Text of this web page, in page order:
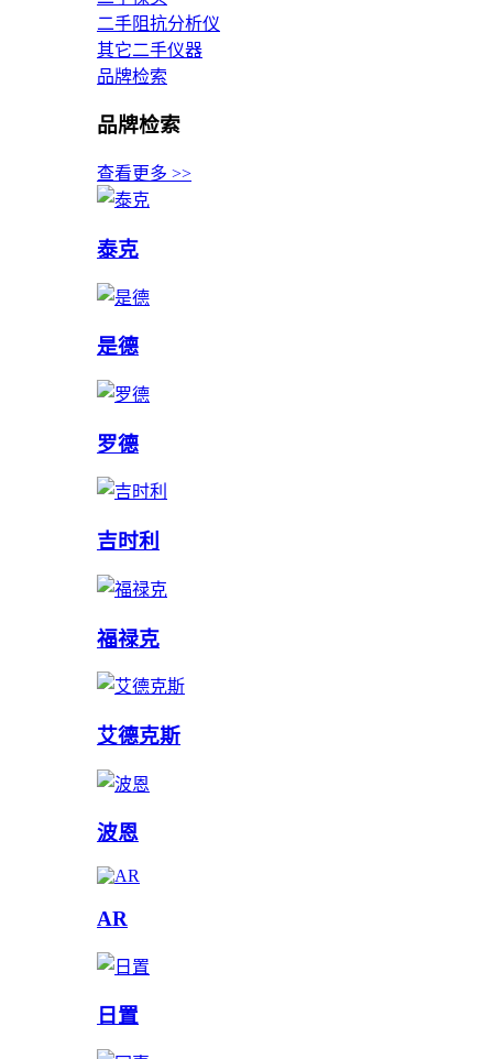
二手阻抗分析仪
其它二手仪器
品牌检索
品牌检索
查看更多 >>
泰克
是德
罗德
吉时利
福禄克
艾德克斯
波恩
AR
日置